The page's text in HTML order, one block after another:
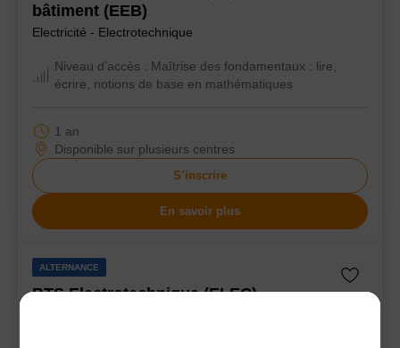
bâtiment (EEB)
Electricité - Electrotechnique
Niveau d’accès : Maîtrise des fondamentaux : lire,
écrire, notions de base en mathématiques
Disponible sur plusieurs centres
1 an
S’inscrire
En savoir plus
ALTERNANCE
BTS Electrotechnique (ELEC)